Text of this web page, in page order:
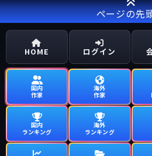
ページの先
HOME ログイン
国内
作家
海外
作家
国内
ランキング
海外
ランキング